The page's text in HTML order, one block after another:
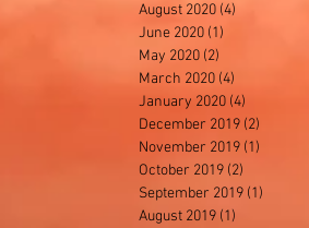
August 2020 (4)
June 2020 (1)
May 2020 (2)
March 2020 (4)
January 2020 (4)
December 2019 (2)
November 2019 (1)
October 2019 (2)
September 2019 (1)
August 2019 (1)